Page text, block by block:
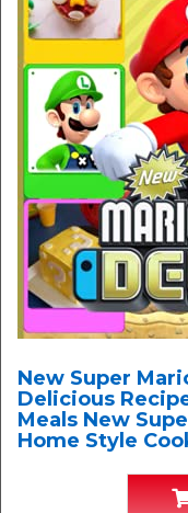
New Super
Delicious
Meals New
Home Style